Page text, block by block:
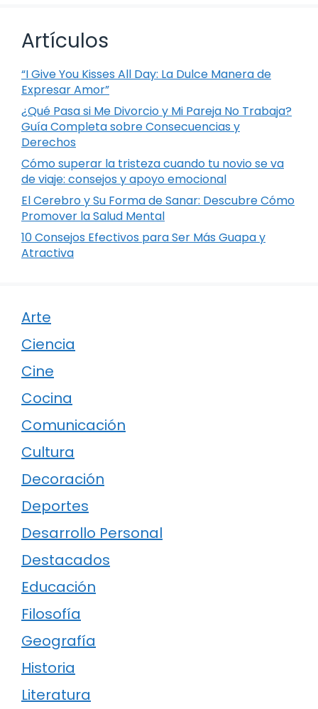
Artículos
“I Give You Kisses All Day: La Dulce Manera de
Expresar Amor”
¿Qué Pasa si Me Divorcio y Mi Pareja No Trabaja?
Guía Completa sobre Consecuencias y
Derechos
Cómo superar la tristeza cuando tu novio se va
de viaje: consejos y apoyo emocional
El Cerebro y Su Forma de Sanar: Descubre Cómo
Promover la Salud Mental
10 Consejos Efectivos para Ser Más Guapa y
Atractiva
Arte
Ciencia
Cine
Cocina
Comunicación
Cultura
Decoración
Deportes
Desarrollo Personal
Destacados
Educación
Filosofía
Geografía
Historia
Literatura